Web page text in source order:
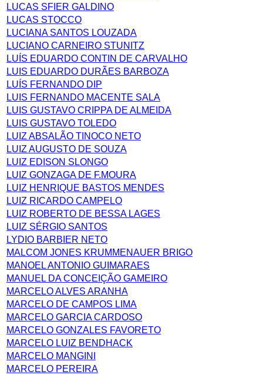
LUCAS SFIER GALDINO
LUCAS STOCCO
LUCIANA SANTOS LOUZADA
LUCIANO CARNEIRO STUNITZ
LUÍS EDUARDO CONTIN DE CARVALHO
LUIS EDUARDO DURÃES BARBOZA
LUÍS FERNANDO DIP
LUIS FERNANDO MACENTE SALA
LUIS GUSTAVO CRIPPA DE ALMEIDA
LUIS GUSTAVO TOLEDO
LUIZ ABSALÃO TINOCO NETO
LUIZ AUGUSTO DE SOUZA
LUIZ EDISON SLONGO
LUIZ GONZAGA DE F.MOURA
LUIZ HENRIQUE BASTOS MENDES
LUIZ RICARDO CAMPELO
LUIZ ROBERTO DE BESSA LAGES
LUIZ SÉRGIO SANTOS
LYDIO BARBIER NETO
MALCOM JONES KRUMMENAUER BRIGO
MANOEL ANTONIO GUIMARAES
MANUEL DA CONCEIÇÃO GAMEIRO
MARCELO ALVES ARANHA
MARCELO DE CAMPOS LIMA
MARCELO GARCIA CARDOSO
MARCELO GONZALES FAVORETO
MARCELO LUIZ BENDHACK
MARCELO MANGINI
MARCELO PEREIRA